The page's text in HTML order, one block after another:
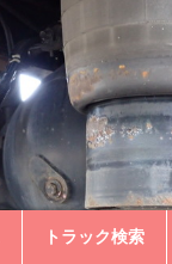
トラック検索